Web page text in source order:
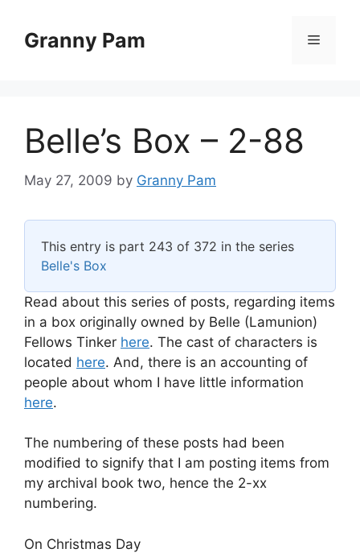
contentGranny Pam Menu
Belle’s Box – 2-88
May 27, 2009 by Granny Pam
This entry is part 243 of 372 in the series
Belle's Box
Read about this series of posts, regarding items
in a box originally owned by Belle (Lamunion)
Fellows Tinker here. The cast of characters is
located here. And, there is an accounting of
people about whom I have little information
here.
The numbering of these posts had been
modified to signify that I am posting items from
my archival book two, hence the 2-xx
numbering.
On Christmas Day